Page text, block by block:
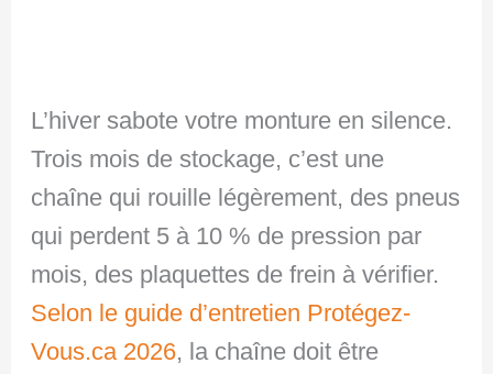
L’hiver sabote votre monture en silence.
Trois mois de stockage, c’est une
chaîne qui rouille légèrement, des pneus
qui perdent 5 à 10 % de pression par
mois, des plaquettes de frein à vérifier.
Selon le guide d’entretien Protégez-
Vous.ca 2026, la chaîne doit être